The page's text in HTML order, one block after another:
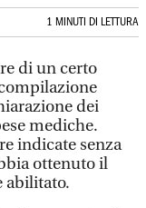
1 MINUTI DI LETTURA
di un certo
dei
mediche.
indicate senza
ottenuto il
abilitato.